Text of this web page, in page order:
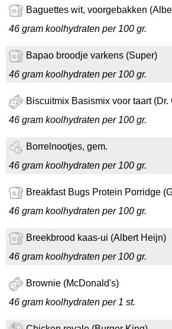
Baguettes wit, voorgebakken
46 gram koolhydraten per 100 gr.
Bapao broodje varkens (Super)
46 gram koolhydraten per 100 gr.
Biscuitmix Basismix voor taart (Dr.
46 gram koolhydraten per 100 gr.
Borrelnootjes, gem.
46 gram koolhydraten per 100 gr.
Breakfast Bugs Protein Porridge
46 gram koolhydraten per 100 gr.
Breekbrood kaas-ui (Albert Heijn)
46 gram koolhydraten per 100 gr.
Brownie (McDonald's)
46 gram koolhydraten per 1 st.